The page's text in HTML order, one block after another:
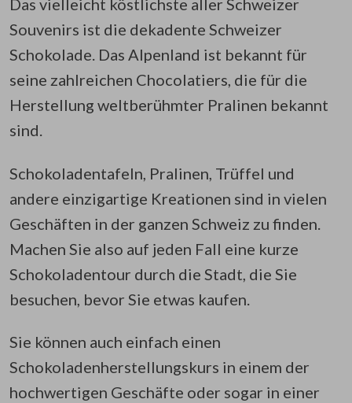
Das vielleicht köstlichste aller Schweizer
Souvenirs ist die dekadente Schweizer
Schokolade. Das Alpenland ist bekannt für
seine zahlreichen Chocolatiers, die für die
Herstellung weltberühmter Pralinen bekannt
sind.
Schokoladentafeln, Pralinen, Trüffel und
andere einzigartige Kreationen sind in vielen
Geschäften in der ganzen Schweiz zu finden.
Machen Sie also auf jeden Fall eine kurze
Schokoladentour durch die Stadt, die Sie
besuchen, bevor Sie etwas kaufen.
Sie können auch einfach einen
Schokoladenherstellungskurs in einem der
hochwertigen Geschäfte oder sogar in einer